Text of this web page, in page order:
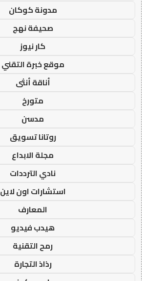
مدونة كوكان
صحيفة نهج
كار نيوز
موقع خبرة التقني
أناقة أنثى
متورخ
مدسن
روتانا تسويق
مجلة الابداع
نادي الترددات
استشارات اون لاين
المعارف
هيدب فيديو
رمح التقنية
رذاذ التجارة